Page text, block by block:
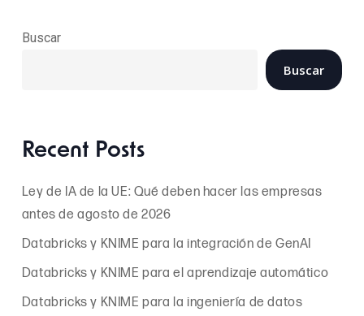
Buscar
Buscar
Recent Posts
Ley de IA de la UE: Qué deben hacer las empresas
antes de agosto de 2026
Databricks y KNIME para la integración de GenAI
Databricks y KNIME para el aprendizaje automático
Databricks y KNIME para la ingeniería de datos